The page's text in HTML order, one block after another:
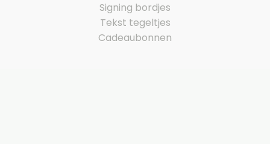
Signing bordjes
Tekst tegeltjes
Cadeaubonnen